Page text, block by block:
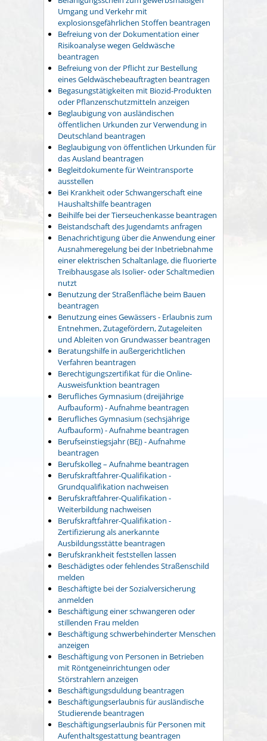
Umgang und Verkehr mit
explosionsgefährlichen Stoffen beantragen
Befreiung von der Dokumentation einer
Risikoanalyse wegen Geldwäsche
beantragen
Befreiung von der Pflicht zur Bestellung
eines Geldwäschebeauftragten beantragen
Begasungstätigkeiten mit Biozid-Produkten
oder Pflanzenschutzmitteln anzeigen
Beglaubigung von ausländischen
öffentlichen Urkunden zur Verwendung in
Deutschland beantragen
Beglaubigung von öffentlichen Urkunden für
das Ausland beantragen
Begleitdokumente für Weintransporte
ausstellen
Bei Krankheit oder Schwangerschaft eine
Haushaltshilfe beantragen
Beihilfe bei der Tierseuchenkasse beantragen
Beistandschaft des Jugendamts anfragen
Benachrichtigung über die Anwendung einer
Ausnahmeregelung bei der Inbetriebnahme
einer elektrischen Schaltanlage, die fluorierte
Treibhausgase als Isolier- oder Schaltmedien
nutzt
Benutzung der Straßenfläche beim Bauen
beantragen
Benutzung eines Gewässers - Erlaubnis zum
Entnehmen, Zutagefördern, Zutageleiten
und Ableiten von Grundwasser beantragen
Beratungshilfe in außergerichtlichen
Verfahren beantragen
Berechtigungszertifikat für die Online-
Ausweisfunktion beantragen
Berufliches Gymnasium (dreijährige
Aufbauform) - Aufnahme beantragen
Berufliches Gymnasium (sechsjährige
Aufbauform) - Aufnahme beantragen
Berufseinstiegsjahr (BEJ) - Aufnahme
beantragen
Berufskolleg – Aufnahme beantragen
Berufskraftfahrer-Qualifikation -
Grundqualifikation nachweisen
Berufskraftfahrer-Qualifikation -
Weiterbildung nachweisen
Berufskraftfahrer-Qualifikation -
Zertifizierung als anerkannte
Ausbildungsstätte beantragen
Berufskrankheit feststellen lassen
Beschädigtes oder fehlendes Straßenschild
melden
Beschäftigte bei der Sozialversicherung
anmelden
Beschäftigung einer schwangeren oder
stillenden Frau melden
Beschäftigung schwerbehinderter Menschen
anzeigen
Beschäftigung von Personen in Betrieben
mit Röntgeneinrichtungen oder
Störstrahlern anzeigen
Beschäftigungsduldung beantragen
Beschäftigungserlaubnis für ausländische
Studierende beantragen
Beschäftigungserlaubnis für Personen mit
Aufenthaltsgestattung beantragen